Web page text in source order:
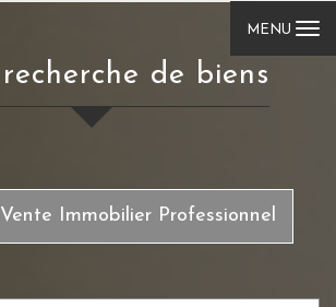
MENU
recherche de biens
Vente Immobilier Professionnel